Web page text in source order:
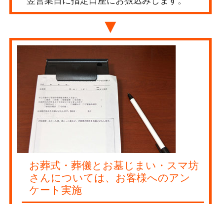
▼
お葬式・葬儀とお墓じまい・スマ坊
さんについては、お客様へのアン
ケート実施